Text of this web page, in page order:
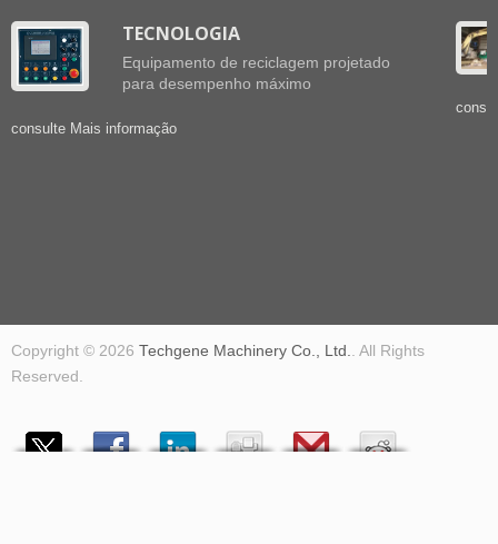
TECNOLOGIA
Equipamento de reciclagem projetado
para desempenho máximo
consulte Mais informação
Copyright © 2026 Techgene Machinery Co., Ltd.
. All Rights
Reserved.